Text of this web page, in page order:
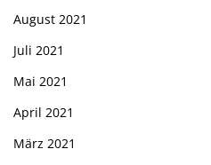
August 2021
Juli 2021
Mai 2021
April 2021
März 2021